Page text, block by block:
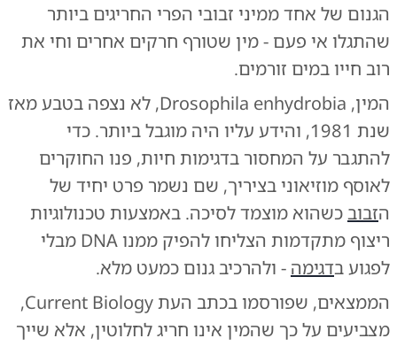
הגנום של אחד ממיני זבובי הפרי החריגים ביותר
שהתגלו אי פעם - מין שטורף חרקים אחרים וחי את
רוב חייו במים זורמים.
המין, Drosophila enhydrobia, לא נצפה בטבע מאז
שנת 1981, והידע עליו היה מוגבל ביותר. כדי
להתגבר על המחסור בדגימות חיות, פנו החוקרים
לאוסף מוזיאוני בציריך, שם נשמר פרט יחיד של
הזבובכשהוא מוצמד לסיכה. באמצעות טכנולוגיות
ריצוף מתקדמות הצליחו להפיק ממנו DNA מבלי
לפגוע בדגימה - ולהרכיב גנום כמעט מלא.
הממצאים, שפורסמו בכתב העת Current Biology,
מצביעים על כך שהמין אינו חריג לחלוטין, אלא שייך